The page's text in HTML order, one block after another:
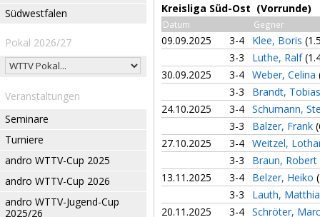
Südwestfalen
Pokal 2026/27
Veranstaltungen
Seminare
Turniere
andro WTTV-Cup 2025
andro WTTV-Cup 2026
andro WTTV-Jugend-Cup
2025/26
Kreisliga Süd-Ost (Vorrunde)
Datum Gegner
09.09.2025 3-4 Klee, Boris
3-3
Luthe, Ralf
30.09.2025
3-4 Weber, Celina
3-3
Brandt,
24.10.2025
3-4 Schumann,
3-3
Balzer, Frank
27.10.2025
3-4 Weitzel,
3-3
Braun, Robert
13.11.2025
3-4 Belzer, Heiko
3-3
Lauth,
20.11.2025
3-4 Schröter,